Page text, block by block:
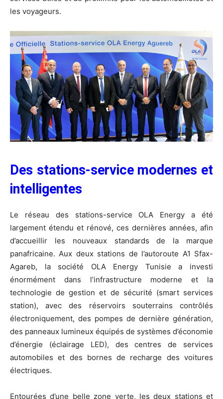
les voyageurs.
Des stations-service modernes et
intelligentes
Le réseau des stations-service OLA Energy a été
largement étendu et rénové, ces dernières années, afin
d’accueillir les nouveaux standards de la marque
panafricaine. Aux deux stations de l’autoroute A1 Sfax-
Agareb, la société OLA Energy Tunisie a investi
énormément dans l’infrastructure moderne et la
technologie de gestion et de sécurité (smart services
station), avec des réservoirs souterrains contrôlés
électroniquement, des pompes de dernière génération,
des panneaux lumineux équipés de systèmes d’économie
d’énergie (éclairage LED), des centres de services
automobiles et des bornes de recharge des voitures
électriques.
Entourées d’une belle zone verte, les deux stations et